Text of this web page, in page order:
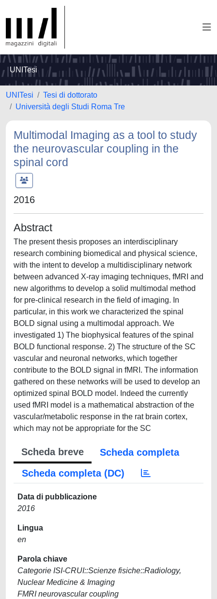
UNITesi
UNITesi
Tesi di dottorato
Università degli Studi Roma Tre
Multimodal Imaging as a tool to study
the neurovascular coupling in the
spinal cord
2016
Abstract
The present thesis proposes an interdisciplinary
research combining biomedical and physical science,
with the intent to develop a multidisciplinary network
between advanced X-ray imaging techniques, fMRI and
new algorithms to develop a solid multimodal method
for pre-clinical research in the field of imaging. In
particular, in this work we characterized the spinal
BOLD signal using a multimodal approach. We
investigated 1) The biophysical features of the spinal
BOLD functional response. 2) The structure of the SC
vascular and neuronal networks, which together
contribute to the BOLD signal in fMRI. The information
gathered on these networks will be used to develop an
optimized spinal BOLD model. Indeed the currently
used fMRI model is a mathematical abstraction of the
vascular/metabolic response in the rat brain cortex,
which may not be appropriate for the SC
Scheda breve
Scheda completa
Scheda completa (DC)
Data di pubblicazione
2016
Lingua
en
Parola chiave
Categorie ISI-CRUI::Scienze fisiche::Radiology,
Nuclear Medicine & Imaging
FMRI neurovascular coupling